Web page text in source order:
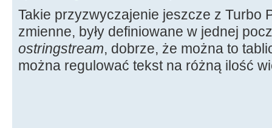
Takie przyzwyczajenie jeszcze z Turbo
zmienne, były definiowane w jednej
ostringstream, dobrze, że można to
można regulować tekst na różną ilość